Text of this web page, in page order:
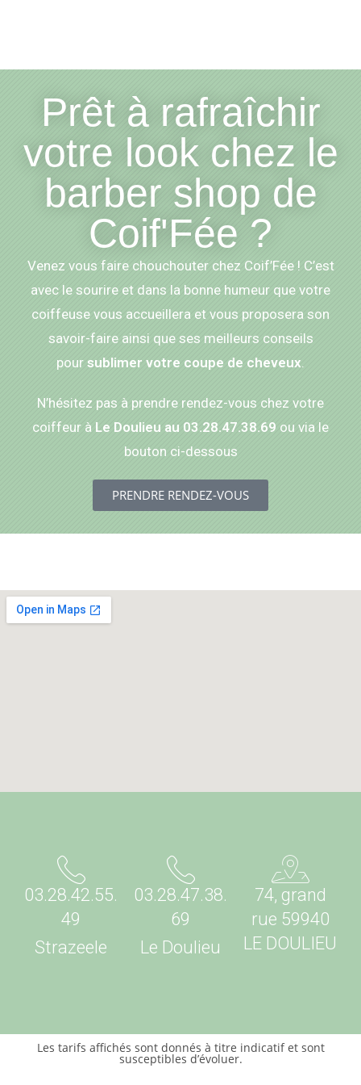
Venez vous faire chouchouter chez Coif’Fée ! C’est
avec le sourire et dans la bonne humeur que votre
coiffeuse vous accueillera et vous proposera son
savoir-faire ainsi que ses meilleurs conseils
pour sublimer votre coupe de cheveux.
N’hésitez pas à prendre rendez-vous chez votre
coiffeur à Le Doulieu au 03.28.47.38.69 ou via le
bouton ci-dessous
PRENDRE RENDEZ-VOUS
Prêt à rafraîchir
votre look chez le
barber shop de
Coif'Fée ?
03.28.42.55.
49
Strazeele
03.28.47.38.
69
Le Doulieu
74, grand
rue 59940
LE DOULIEU
Les tarifs affichés sont donnés à titre indicatif et sont
susceptibles d’évoluer.